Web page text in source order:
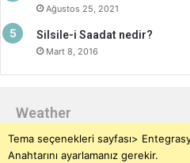
Ağustos 25, 2021
Silsile-i Saadat nedir?
Mart 8, 2016
Weather
Tema seçenekleri sayfası>
Anahtarını ayarlamanız gerekir.